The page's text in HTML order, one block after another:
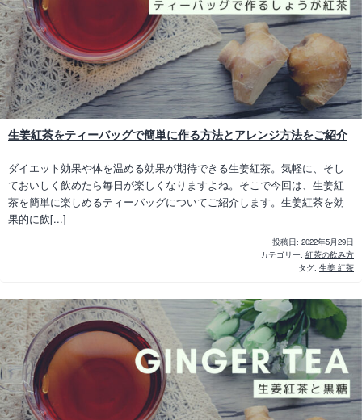
生姜紅茶をティーバッグで簡単に作る方法とアレンジ方法をご紹介
ダイエット効果や体を温める効果が期待できる生姜紅茶。気軽に、そし
ておいしく飲めたら毎日が楽しくなりますよね。そこで今回は、生姜紅
茶を簡単に楽しめるティーバッグについてご紹介します。生姜紅茶を効
果的に飲[...]
投稿日: 2022年5月29日
カテゴリー: 紅茶の飲み方
タグ: 生姜 紅茶